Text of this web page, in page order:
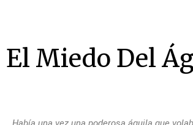
El Miedo Del